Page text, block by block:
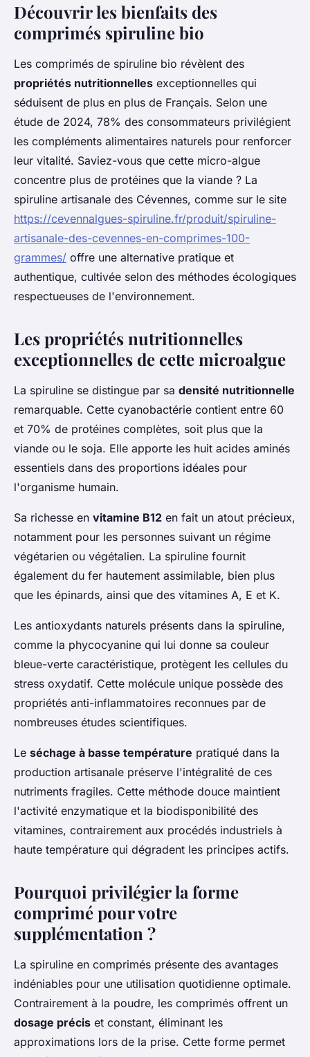
Découvrez les bienfaits
insoupçonnés des comprimés
de spiruline
Adam 15 décembre 2025 7 min de lecture
Découvrir les bienfaits des
comprimés spiruline bio
Les comprimés de spiruline bio révèlent des
propriétés nutritionnelles exceptionnelles qui
séduisent de plus en plus de Français. Selon une
étude de 2024, 78% des consommateurs privilégient
les compléments alimentaires naturels pour renforcer
leur vitalité. Saviez-vous que cette micro-algue
concentre plus de protéines que la viande ? La
spiruline artisanale des Cévennes, comme sur le site
https://cevennalgues-spiruline.fr/produit/spiruline-
artisanale-des-cevennes-en-comprimes-100-
grammes/ offre une alternative pratique et
authentique, cultivée selon des méthodes écologiques
respectueuses de l'environnement.
Les propriétés nutritionnelles
exceptionnelles de cette microalgue
La spiruline se distingue par sa densité nutritionnelle
remarquable. Cette cyanobactérie contient entre 60
et 70% de protéines complètes, soit plus que la
viande ou le soja. Elle apporte les huit acides aminés
essentiels dans des proportions idéales pour
l'organisme humain.
Sa richesse en vitamine B12 en fait un atout précieux,
notamment pour les personnes suivant un régime
végétarien ou végétalien. La spiruline fournit
également du fer hautement assimilable, bien plus
que les épinards, ainsi que des vitamines A, E et K.
Les antioxydants naturels présents dans la spiruline,
comme la phycocyanine qui lui donne sa couleur
bleue-verte caractéristique, protègent les cellules du
stress oxydatif. Cette molécule unique possède des
propriétés anti-inflammatoires reconnues par de
nombreuses études scientifiques.
Le séchage à basse température pratiqué dans la
production artisanale préserve l'intégralité de ces
nutriments fragiles. Cette méthode douce maintient
l'activité enzymatique et la biodisponibilité des
vitamines, contrairement aux procédés industriels à
haute température qui dégradent les principes actifs.
Pourquoi privilégier la forme
comprimé pour votre
supplémentation ?
La spiruline en comprimés présente des avantages
indéniables pour une utilisation quotidienne optimale.
Contrairement à la poudre, les comprimés offrent un
dosage précis et constant, éliminant les
approximations lors de la prise. Cette forme permet